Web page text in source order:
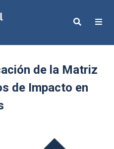
Search
de la Matriz
de Impacto en